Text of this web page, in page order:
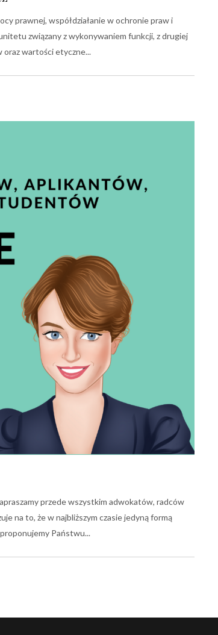
prawnej, współdziałanie w ochronie praw i
związany z wykonywaniem funkcji, z drugiej
oraz wartości etyczne
przede wszystkim adwokatów, radców
na to, że w najbliższym czasie jedyną formą
Państwu